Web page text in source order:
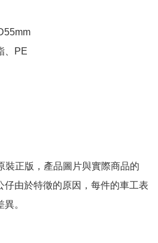
、PE
裝正版，產品圖片與實際商品的
仔由於特徵的原因，每件的車工表
。